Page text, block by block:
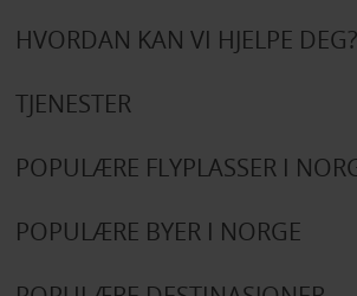
HVORDAN KAN VI HJELPE DEG?
TJENESTER
POPULÆRE FLYPLASSER I
POPULÆRE BYER I NORGE